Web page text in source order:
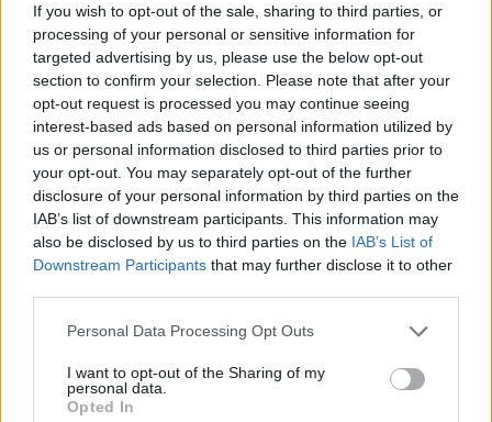
If you wish to opt-out of the sale, sharing to third parties, or
processing of your personal or sensitive information for
targeted advertising by us, please use the below opt-out
section to confirm your selection. Please note that after your
opt-out request is processed you may continue seeing
interest-based ads based on personal information utilized by
us or personal information disclosed to third parties prior to
your opt-out. You may separately opt-out of the further
disclosure of your personal information by third parties on the
IAB’s list of downstream participants. This information may
also be disclosed by us to third parties on the IAB’s List of
Downstream Participants that may further disclose it to other
Personal Data Processing Opt Outs
I want to opt-out of the Sharing of my
personal data.
Opted In
áll. A BUX a nyitás utáni lejtmenetet követően
délre magához tért és jelenleg már stagnálva
27,949 ponton áll.
RABAReal-time árfolyamInformációs panel A délután során
számos fontos amerikai makrogazdasági adat lát
napvilágot, melyek mellett a megjelent és megjelenő
vállalati jelentések mozgathatják a piacokat. 14.30-kor
egyszerre 4 makroadat is érkezik, köztük a szeptemberi
infláció és maginfláció, a megkezdett házépítések,
KEDVES OLVASÓNK!
A keresett cikk a portfolio.hu hírarchívumához